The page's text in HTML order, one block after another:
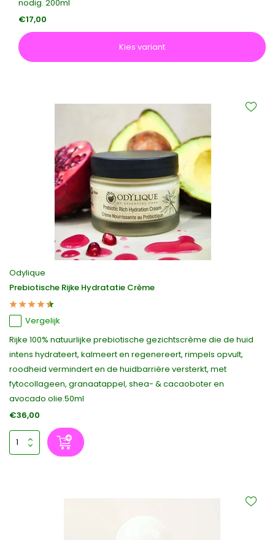
nodig. 200ml
€17,00
Kies variant
Odylique
Prebiotische Rijke Hydratatie Crème
Vergelijk
Rijke 100% natuurlijke prebiotische gezichtscrème die de huid
intens hydrateert, kalmeert en regenereert, rimpels opvult,
roodheid vermindert en de huidbarriëre versterkt, met
fytocollageen, granaatappel, shea- & cacaoboter en
avocado olie.50ml
€36,00